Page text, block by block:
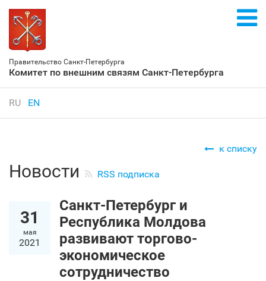
Правительство Санкт‑Петербурга
Комитет по внешним связям Санкт‑Петербурга
RU EN
к списку
Новости RSS подписка
31
мая
2021
Санкт‑Петербург и
Республика Молдова
развивают торгово-
экономическое
сотрудничество